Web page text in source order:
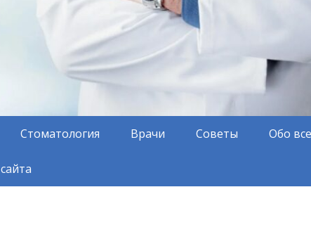
Стоматология Врачи Советы Обо